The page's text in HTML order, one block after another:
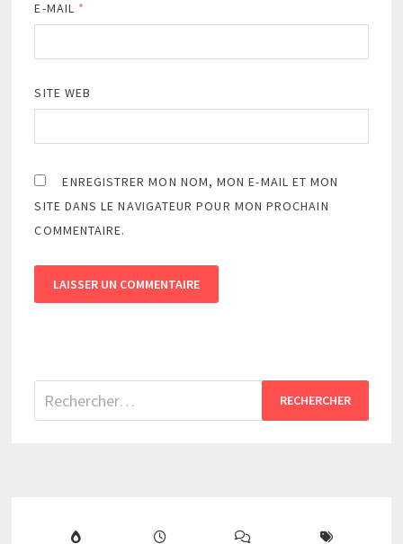
E-MAIL *
SITE WEB
ENREGISTRER MON NOM, MON E-MAIL ET MON
SITE DANS LE NAVIGATEUR POUR MON PROCHAIN
COMMENTAIRE.
Rechercher :